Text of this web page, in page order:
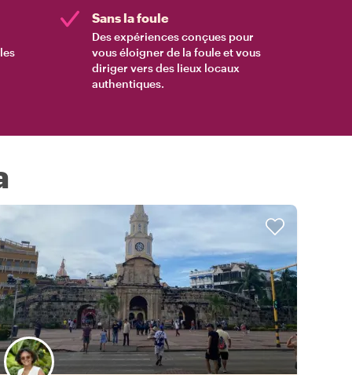
Sans la foule
Des expériences conçues pour
vous éloigner de la foule et vous
diriger vers des lieux locaux
authentiques.